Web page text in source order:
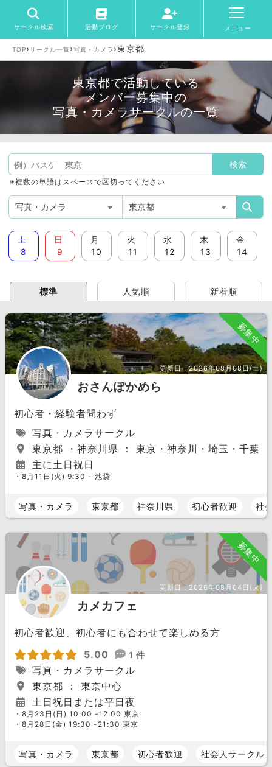
サークル検索 活動ブログ サークル登録 メニュー
TOP›サークル一覧 ›写真・カメラ ›東京都
東京都で活動している
メンバー募集中の
写真・カメラサークルの一覧
※複数の単語はスペースで区切ってください
土
8
日
9
月
10
火
11
水
12
木
13
金
14
標準 人気順 新着順
募集中
更新日：2026年08月08日(土)
おさんぽかめら
初心者・経験者問わず
写真・カメラサークル
東京都 ・神奈川県 ： 東京・神奈川・埼玉・千葉
主に土日祝日
・8月11日(火) 9:30 - 池袋
写真・カメラ 東京都 神奈川県 初心者歓迎 社
募集中
更新日：2026年08月04日(火)
カメカフェ
初心者歓迎、初心者にも合わせて楽しめる方
5.00
1 件
写真・カメラサークル
東京都 ： 東京中心
土日祝日または平日夜
・8月23日(日) 10:00 -12:00 東京
・8月28日(金) 19:30 -21:30 東京
写真・カメラ 東京都 初心者歓迎 社会人サークル